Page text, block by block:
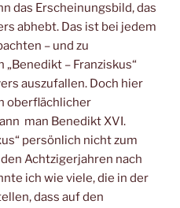
das Erscheinungsbild, das
abhebt. Das ist bei jedem
– und zu
– Franziskus“
auszufallen. Doch hier
oberflächlicher
man Benedikt XVI.
persönlich nicht zum
Achtzigerjahren nach
ich wie viele, die in der
dass auf den